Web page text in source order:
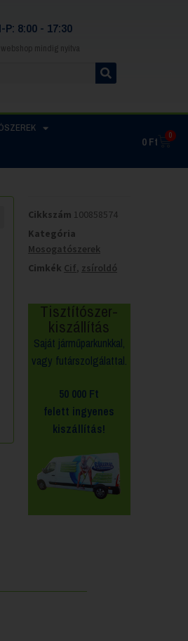
P: 8:00 - 17:30
webshop mindig nyitva
0Ft 0
Cikkszám 100858574
Kategória
Mosogatószerek
Cimkék Cif zsíroldó
Tisztítószer-
kiszállítás
Saját járműparkunkkal,
vagy futárszolgálattal.
50 000 Ft
felett ingyenes
kiszállítás!